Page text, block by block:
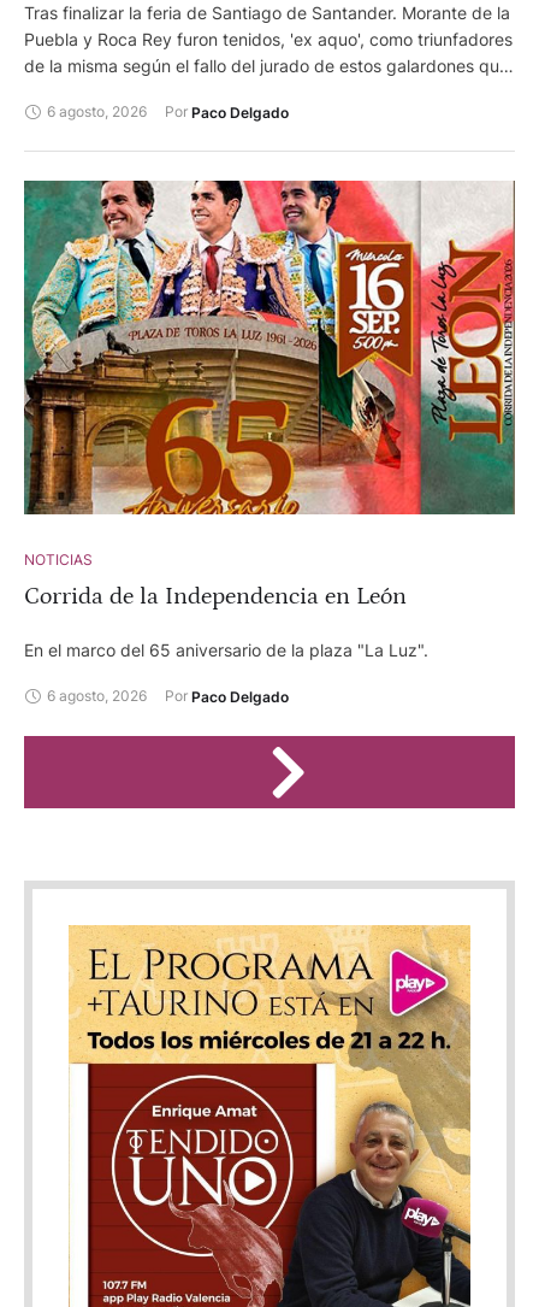
Tras finalizar la feria de Santiago de Santander. Morante de la
Puebla y Roca Rey furon tenidos, 'ex aquo', como triunfadores
de la misma según el fallo del jurado de estos galardones que
6 agosto, 2026 Por Paco Delgado
NOTICIAS
Corrida de la Independencia en León
En el marco del 65 aniversario de la plaza "La Luz".
6 agosto, 2026 Por Paco Delgado